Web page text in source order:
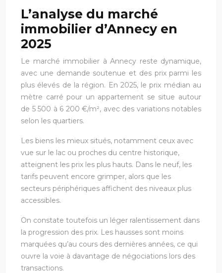
L’analyse du marché
immobilier d’Annecy en
2025
Le marché immobilier à Annecy reste dynamique,
avec une demande soutenue et des prix parmi les
plus élevés de la région. En 2025, le prix médian au
mètre carré pour un appartement se situe autour
de 5 500 à 6 200 €/m², avec des variations notables
selon les quartiers.
Les biens les mieux situés, notamment ceux avec
vue sur le lac ou proches du centre historique,
atteignent les prix les plus hauts. Dans le neuf, les
tarifs peuvent encore grimper, alors que les
secteurs périphériques affichent des niveaux plus
accessibles.
On constate toutefois un léger ralentissement dans
la progression des prix. Les hausses sont moins
marquées qu’au cours des dernières années, ce qui
ouvre la voie à davantage de négociations lors des
transactions.